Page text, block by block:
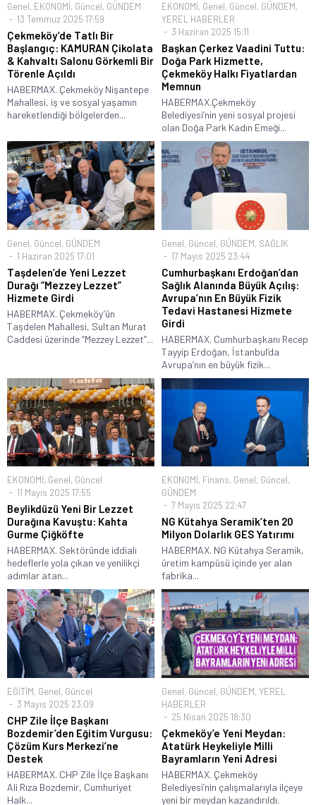
Genel, EKONOMİ, Güncel, GÜNDEM
13 Temmuz 2025 17:59
Çekmeköy’de Tatlı Bir
Başlangıç: KAMURAN Çikolata
& Kahvaltı Salonu Görkemli Bir
Törenle Açıldı
HABERMAX. Çekmeköy Nişantepe
Mahallesi, iş ve sosyal yaşamın
hareketlendiği bölgelerden...
EKONOMİ, Genel, Güncel, GÜNDEM,
YEREL HABERLER
3 Haziran 2025 15:11
Başkan Çerkez Vaadini Tuttu:
Doğa Park Hizmette,
Çekmeköy Halkı Fiyatlardan
Memnun
HABERMAX.Çekmeköy
Belediyesi’nin yeni sosyal projesi
olan Doğa Park Kadın Emeği...
Genel, Güncel, GÜNDEM
1 Haziran 2025 17:01
Taşdelen’de Yeni Lezzet
Durağı “Mezzey Lezzet”
Hizmete Girdi
HABERMAX. Çekmeköy’ün
Taşdelen Mahallesi, Sultan Murat
Caddesi üzerinde “Mezzey Lezzet”...
Genel, Güncel, GÜNDEM, SAĞLIK
17 Mayıs 2025 23:44
Cumhurbaşkanı Erdoğan’dan
Sağlık Alanında Büyük Açılış:
Avrupa’nın En Büyük Fizik
Tedavi Hastanesi Hizmete
Girdi
HABERMAX. Cumhurbaşkanı Recep
Tayyip Erdoğan, İstanbul’da
Avrupa’nın en büyük fizik...
EKONOMİ, Genel, Güncel
11 Mayıs 2025 17:55
Beylikdüzü Yeni Bir Lezzet
Durağına Kavuştu: Kahta
Gurme Çiğköfte
HABERMAX. Sektöründe iddialı
hedeflerle yola çıkan ve yenilikçi
adımlar atan...
EKONOMİ, Finans, Genel, Güncel,
GÜNDEM
7 Mayıs 2025 22:47
NG Kütahya Seramik’ten 20
Milyon Dolarlık GES Yatırımı
HABERMAX. NG Kütahya Seramik,
üretim kampüsü içinde yer alan
fabrika...
EĞİTİM, Genel, Güncel
3 Mayıs 2025 23:09
CHP Zile İlçe Başkanı
Bozdemir’den Eğitim Vurgusu:
Çözüm Kurs Merkezi’ne
Destek
HABERMAX. CHP Zile İlçe Başkanı
Ali Rıza Bozdemir, Cumhuriyet
Halk...
Genel, Güncel, GÜNDEM, YEREL
HABERLER
25 Nisan 2025 18:30
Çekmeköy’e Yeni Meydan:
Atatürk Heykeliyle Milli
Bayramların Yeni Adresi
HABERMAX. Çekmeköy
Belediyesi’nin çalışmalarıyla ilçeye
yeni bir meydan kazandırıldı.